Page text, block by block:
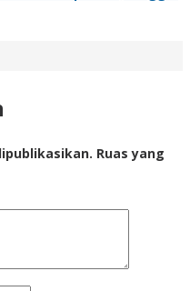
Ruas yang